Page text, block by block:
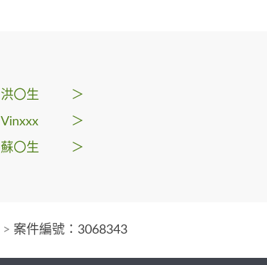
洪〇生 ＞
Vinxxx ＞
蘇〇生 ＞
> 案件編號：3068343